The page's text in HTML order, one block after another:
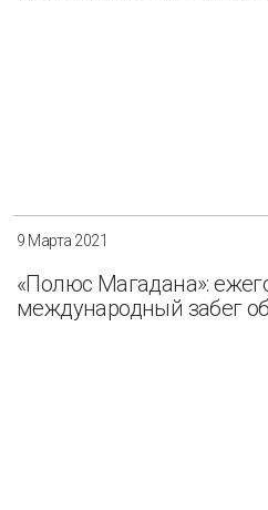
9 Марта 2021
«Полюс Магадана»:
международный забег